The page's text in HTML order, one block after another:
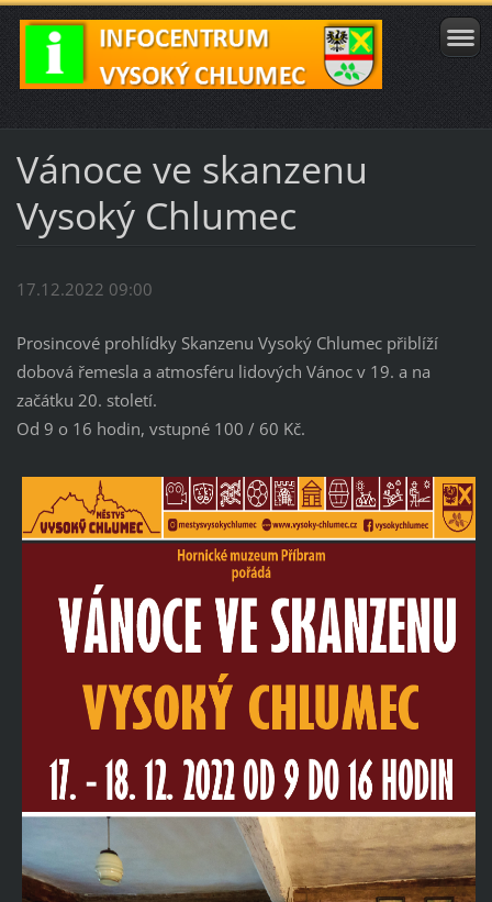
Vánoce ve skanzenu
Vysoký Chlumec
17.12.2022 09:00
Prosincové prohlídky Skanzenu Vysoký Chlumec přiblíží
dobová řemesla a atmosféru lidových Vánoc v 19. a na
začátku 20. století.
Od 9 o 16 hodin, vstupné 100 / 60 Kč.